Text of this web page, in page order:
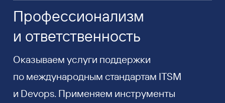
Профессионализм
и ответственность
Оказываем услуги поддержки
по международным стандартам ITSM
и Devops. Применяем инструменты